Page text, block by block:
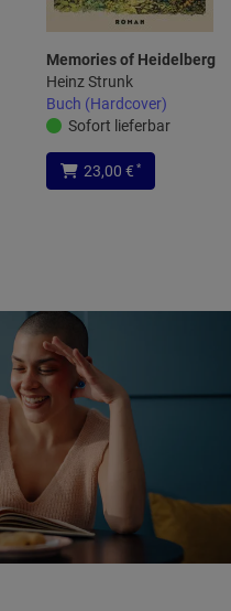
Memories of Heidelberg
Heinz Strunk
Buch (Hardcover)
Sofort lieferbar
23,00 € *